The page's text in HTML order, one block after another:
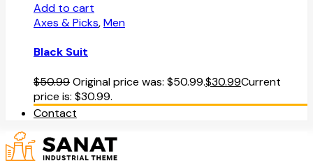
Add to cart
Axes & Picks,Men
Black Suit
$50.99Original price was: $50.99.$30.99Current
price is: $30.99.
Contact